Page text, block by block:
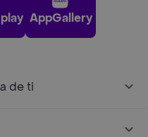
AppGallery
de ti